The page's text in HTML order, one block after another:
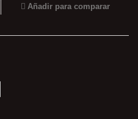
Añadir para comparar